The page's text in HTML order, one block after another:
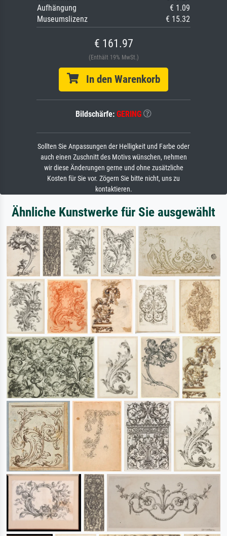
Aufhängung
€ 1.09
Museumslizenz
€ 15.32
€ 161.97
(Enthält 19% MwSt.)
In den Warenkorb
Bildschärfe: GERING
Sollten Sie Anpassungen der Helligkeit und Farbe oder
auch einen Zuschnitt des Motivs wünschen, nehmen
wir diese Änderungen gerne und ohne zusätzliche
Kosten für Sie vor. Zögern Sie bitte nicht, uns zu
kontaktieren.
Ähnliche Kunstwerke für Sie ausgewählt